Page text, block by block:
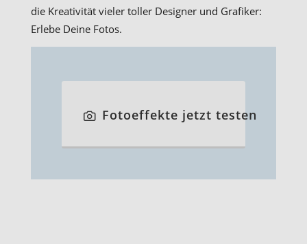
die Kreativität vieler toller Designer und Grafiker:
Erlebe Deine Fotos.
Fotoeffekte jetzt testen